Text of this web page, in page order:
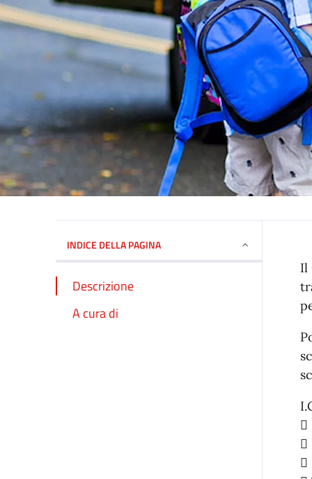
INDICE DELLA PAGINA
Descrizione
A cura di
Il


